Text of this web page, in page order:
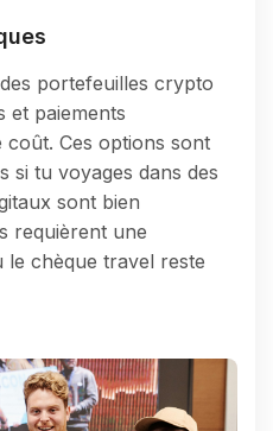
portefeuilles crypto
et paiements
Ces options sont
si tu voyages dans des
sont bien
requièrent une
chèque travel reste